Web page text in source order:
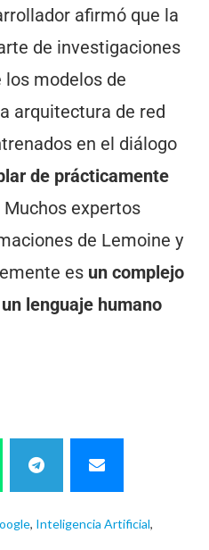
afirmó que la
de investigaciones
los modelos de
arquitectura de red
en el diálogo
de prácticamente
Muchos expertos
de Lemoine y
es un complejo
lenguaje humano
, Inteligencia Artificial,